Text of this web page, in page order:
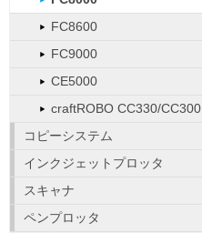
FC8600
FC9000
CE5000
craftROBO CC330/CC300
コピーシステム
インクジェットプロッタ
スキャナ
ペンプロッタ